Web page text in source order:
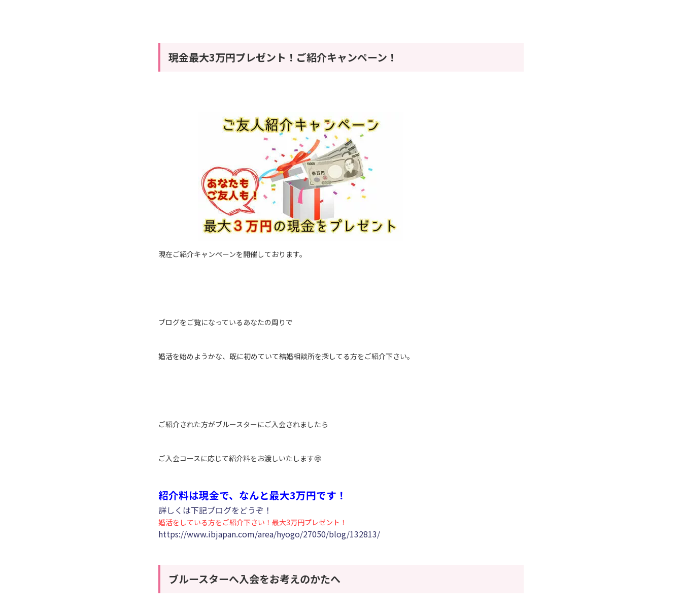
現金最大3万円プレゼント！ご紹介キャンペーン！
現在ご紹介キャンペーンを開催しております。
ブログをご覧になっているあなたの周りで
婚活を始めようかな、既に初めていて結婚相談所を探してる方をご紹介下さい。
ご紹介された方がブルースターにご入会されましたら
ご入会コースに応じて紹介料をお渡しいたします🤩
紹介料は現金で、なんと最大3万円です！
詳しくは下記ブログをどうぞ！
婚活をしている方をご紹介下さい！最大3万円プレゼント！
https://www.ibjapan.com/area/hyogo/27050/blog/132813/
ブルースターへ入会をお考えのかたへ